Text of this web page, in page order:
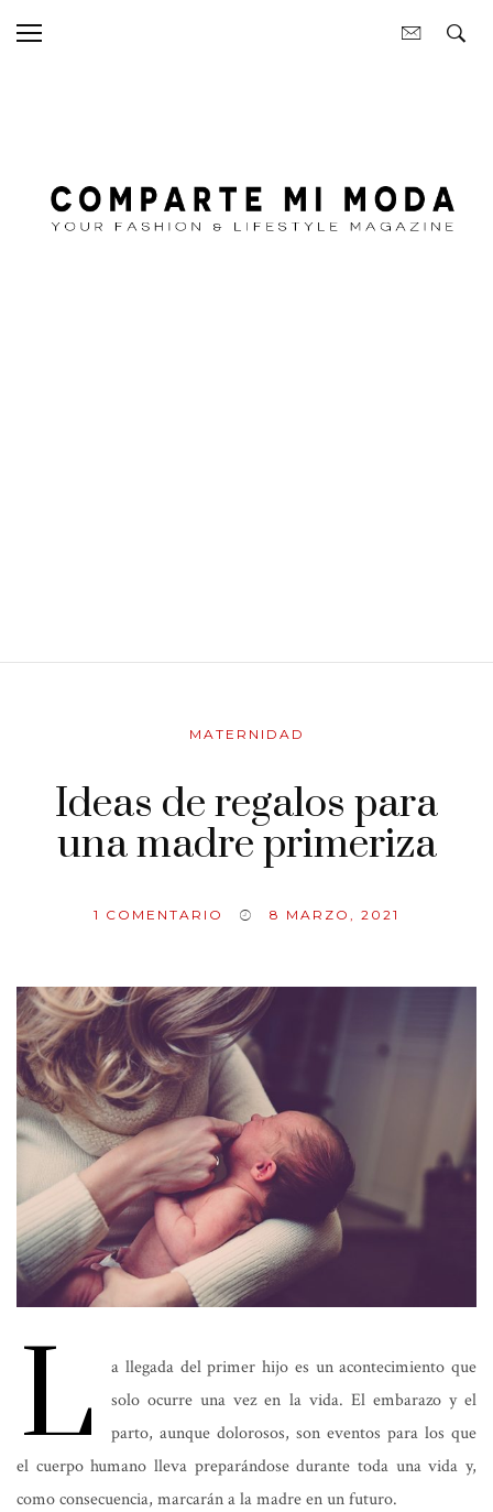
MATERNIDAD
Ideas de regalos para
una madre primeriza
1 COMENTARIO 8 MARZO, 2021
L
a llegada del primer hijo es un acontecimiento que
solo ocurre una vez en la vida. El embarazo y el
parto, aunque dolorosos, son eventos para los que
el cuerpo humano lleva preparándose durante toda una vida y,
como consecuencia, marcarán a la madre en un futuro.